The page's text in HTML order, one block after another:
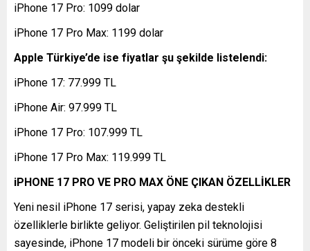
iPhone 17 Pro: 1099 dolar
iPhone 17 Pro Max: 1199 dolar
Apple Türkiye’de ise fiyatlar şu şekilde listelendi:
iPhone 17: 77.999 TL
iPhone Air: 97.999 TL
iPhone 17 Pro: 107.999 TL
iPhone 17 Pro Max: 119.999 TL
iPHONE 17 PRO VE PRO MAX ÖNE ÇIKAN ÖZELLİKLER
Yeni nesil iPhone 17 serisi, yapay zeka destekli
özelliklerle birlikte geliyor. Geliştirilen pil teknolojisi
sayesinde, iPhone 17 modeli bir önceki sürüme göre 8